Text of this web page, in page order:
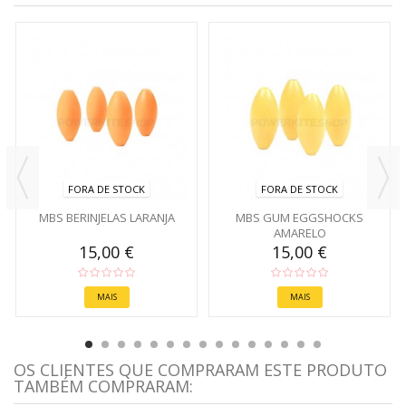
FORA DE STOCK
MBS BERINJELAS LARANJA
15,00 €
MAIS
FORA DE STOCK
MBS GUM EGGSHOCKS
AMARELO
15,00 €
MAIS
OS CLIENTES QUE COMPRARAM ESTE PRODUTO
TAMBÉM COMPRARAM: